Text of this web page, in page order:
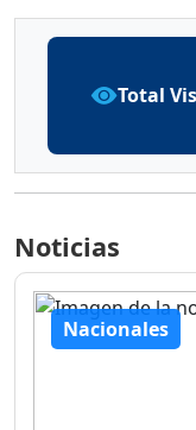
Total
Noticias
Nacionales